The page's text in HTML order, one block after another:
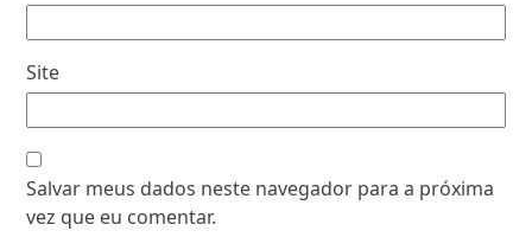
Site
Salvar meus dados neste navegador para a próxima
vez que eu comentar.